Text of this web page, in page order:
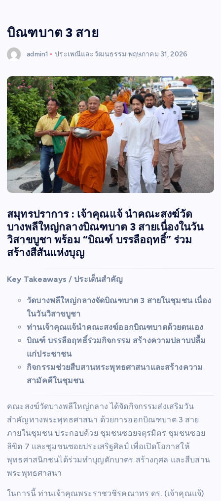
บิณฑบาต 3 สาย
admin1 ประเพณีและวัฒนธรรม พฤษภาคม 31, 2026
สมุทรปราการ : เจ้าคุณแจ้ นำคณะสงฆ์วัด
บางพลีใหญ่กลางบิณฑบาต 3 สายเนื่องในวัน
วิสาขบูชา พร้อม “บิณฑ์ บรรลือฤทธิ์” ร่วม
สร้างสีสันแห่งบุญ
Key Takeaways / ประเด็นสำคัญ
วัดบางพลีใหญ่กลางจัดบิณฑบาต 3 สายในชุมชน เนื่อง
ในวันวิสาขบูชา
ท่านเจ้าคุณแจ้นำคณะสงฆ์ออกบิณฑบาตด้วยตนเอง
บิณฑ์ บรรลือฤทธิ์ร่วมกิจกรรม สร้างความปลาบปลื้ม
แก่ประชาชน
กิจกรรมช่วยสืบสานพระพุทธศาสนาและสร้างความ
สามัคคีในชุมชน
คณะสงฆ์วัดบางพลีใหญ่กลาง ได้จัดกิจกรรมส่งเสริมวัน
สำคัญทางพระพุทธศาสนา ด้วยการออกบิณฑบาต 3 สาย
ภายในชุมชน ประกอบด้วย ชุมชนซอยจตุรมิตร ชุมชนซอย
ลิขิต 7 และชุมชนซอยประเสริฐศิลป์ เพื่อเปิดโอกาสให้
พุทธศาสนิกชนได้ร่วมทำบุญตักบาตร สร้างกุศล และสืบสาน
พระพุทธศาสนา
ในการนี้ ท่านเจ้าคุณพระราชวชิรคณาทร ดร. (เจ้าคุณแจ้)